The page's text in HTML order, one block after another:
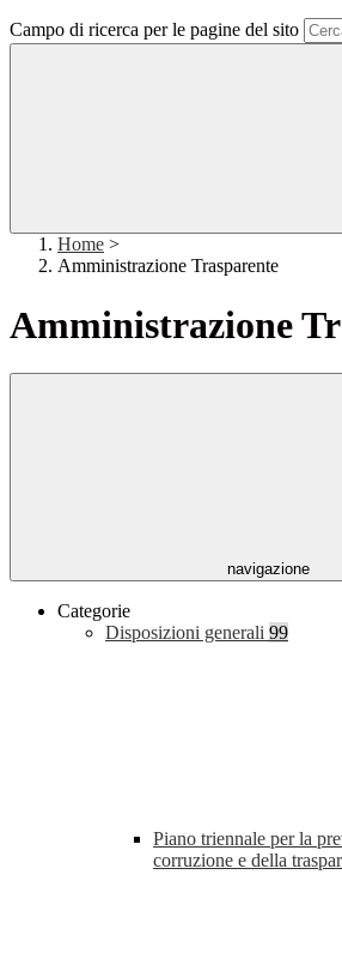
Campo di ricerca per le pagine del sito
Home >
Amministrazione Trasparente
Amministrazione
navigazione
Categorie
Disposizioni generali 99
Piano triennale per la
corruzione e della